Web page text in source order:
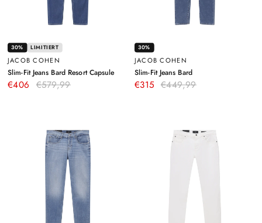
30% LIMITIERT
JACOB COHEN
Slim-Fit Jeans Bard Resort Capsule–
€406 €579,99
30%
JACOB COHEN
Slim-Fit Jeans Bard–
Blau
€315 €449,99